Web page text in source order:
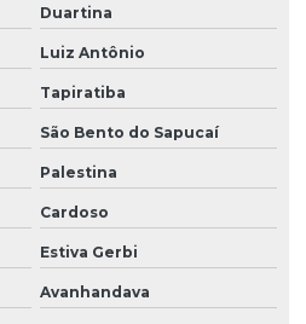
Duartina
Luiz Antônio
Tapiratiba
São Bento do Sapucaí
Palestina
Cardoso
Estiva Gerbi
Avanhandava